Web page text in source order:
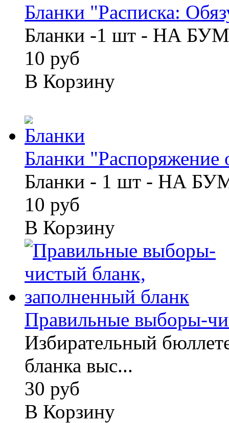
Бланки "Расписка:
Бланки -1 шт - НА
10 руб
В Корзину
Бланки "Распоряжение
Бланки - 1 шт - НА
10 руб
В Корзину
Правильные выборы-
Избирательный
бланка выс...
30 руб
В Корзину